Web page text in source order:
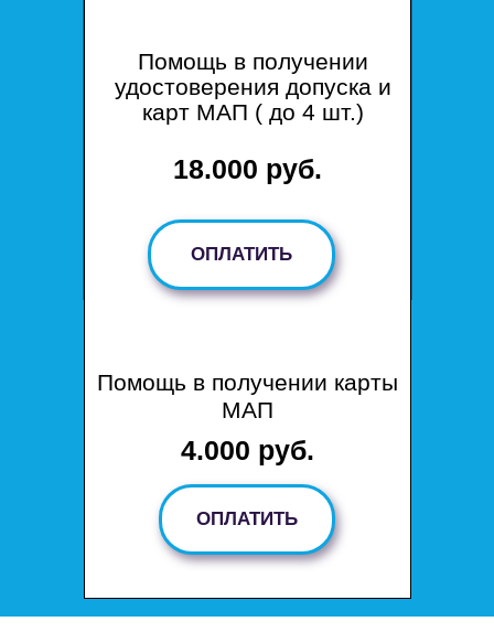
ОПЛАТИТЬ
4.000 руб.
Помощь в получении карты
МАП
ОПЛАТИТЬ
18.000 руб.
Помощь в получении
удостоверения допуска и
карт МАП ( до 4 шт.)